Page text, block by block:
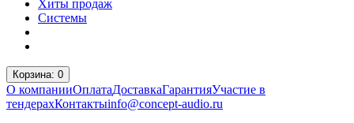
Хиты продаж
Системы
Корзина: 0
О компанииОплатаДоставкаГарантияУчастие в
тендерахКонтактыinfo@concept-audio.ru